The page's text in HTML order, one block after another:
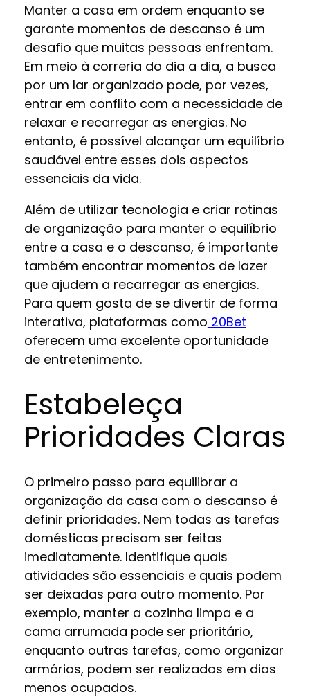
Manter a casa em ordem enquanto se
garante momentos de descanso é um
desafio que muitas pessoas enfrentam.
Em meio à correria do dia a dia, a busca
por um lar organizado pode, por vezes,
entrar em conflito com a necessidade de
relaxar e recarregar as energias. No
entanto, é possível alcançar um equilíbrio
saudável entre esses dois aspectos
essenciais da vida.
Além de utilizar tecnologia e criar rotinas
de organização para manter o equilíbrio
entre a casa e o descanso, é importante
também encontrar momentos de lazer
que ajudem a recarregar as energias.
Para quem gosta de se divertir de forma
interativa, plataformas como 20Bet
oferecem uma excelente oportunidade
de entretenimento.
Estabeleça
Prioridades Claras
O primeiro passo para equilibrar a
organização da casa com o descanso é
definir prioridades. Nem todas as tarefas
domésticas precisam ser feitas
imediatamente. Identifique quais
atividades são essenciais e quais podem
ser deixadas para outro momento. Por
exemplo, manter a cozinha limpa e a
cama arrumada pode ser prioritário,
enquanto outras tarefas, como organizar
armários, podem ser realizadas em dias
menos ocupados.